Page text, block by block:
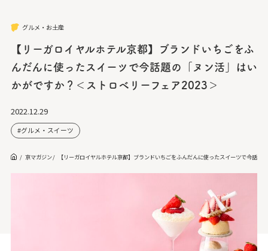
グルメ・お土産
【リーガロイヤルホテル京都】ブランドいちごをふ
んだんに使ったスイーツで今話題の「ヌン活」はい
かがですか？＜ストロベリーフェア2023＞
2022.12.29
グルメ・スイーツ
京マガジン 【リーガロイヤルホテル京都】ブランドいちごをふんだんに使ったスイーツで今話